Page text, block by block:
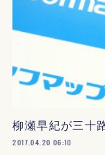
柳瀬早紀が三十
2017.04.20 06:10